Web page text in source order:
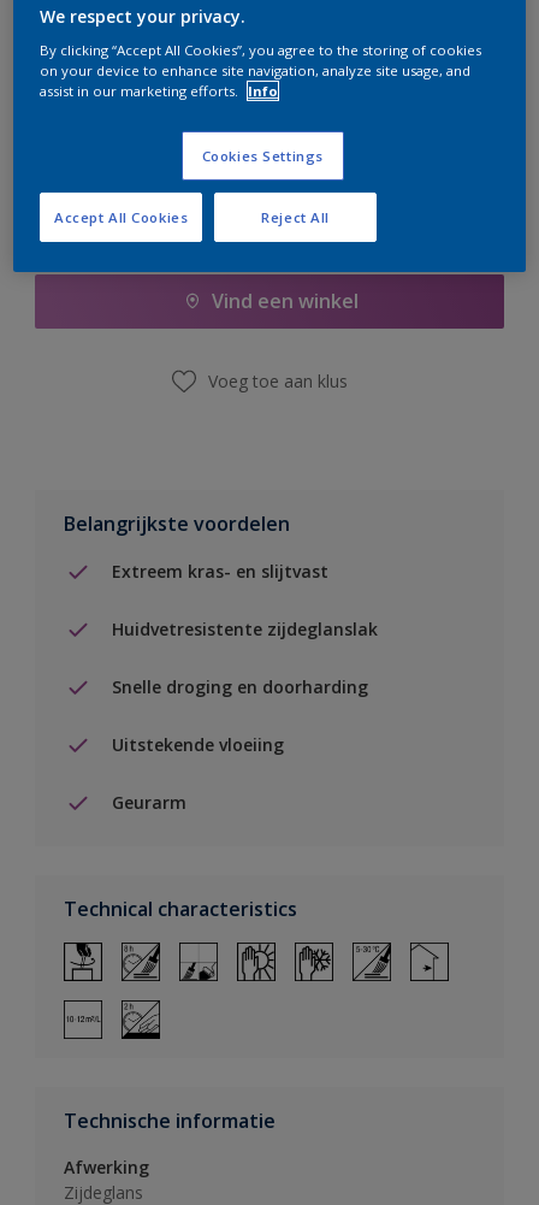
Op dit moment is het niet mogelijk dit product online
te bestellen. Houd de website in de gaten, we werken
er hard aan om de voorraad aan te vullen.
Boodschappenlijst
Vind een winkel
Voeg toe aan klus
Belangrijkste voordelen
Extreem kras- en slijtvast
Huidvetresistente zijdeglanslak
Snelle droging en doorharding
Uitstekende vloeiing
Geurarm
Technical characteristics
Technische informatie
Afwerking
Zijdeglans
We respect your privacy.
By clicking “Accept All Cookies”, you agree to the storing of cookies
on your device to enhance site navigation, analyze site usage, and
assist in our marketing efforts.
Info
Cookies Settings
Reject All
Accept All Cookies